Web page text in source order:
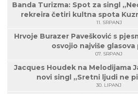
Banda Turizma: Spot za singl
rekreira četiri kultna spota
11. SRPANJ
Hrvoje Burazer Pavešković s
osvojio najviše glasova
07. SRPANJ
Jacques Houdek na Melodijama
novi singl „Sretni ljudi ne
30. LIPANJ